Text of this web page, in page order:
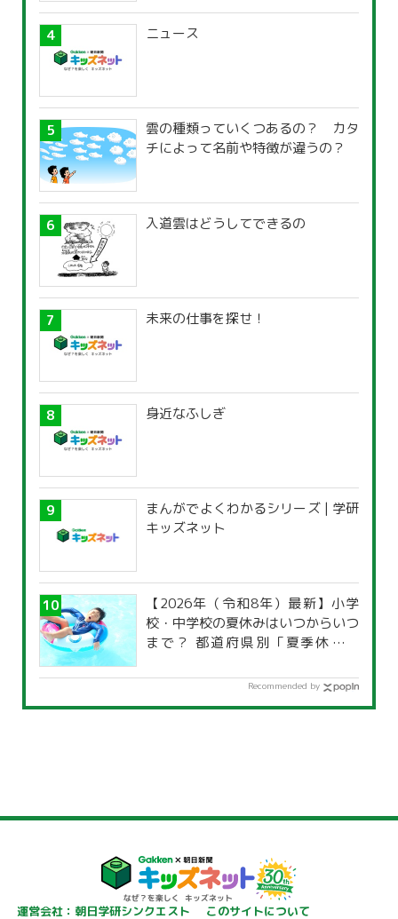
ニュース
雲の種類っていくつあるの？ カタ
チによって名前や特徴が違うの？
入道雲はどうしてできるの
未来の仕事を探せ！
身近なふしぎ
まんがでよくわかるシリーズ | 学研
キッズネット
【2026年（令和8年）最新】小学
校・中学校の夏休みはいつからいつ
まで？ 都道府県別「夏季休暇一
Recommended by
運営会社：朝日学研シンクエスト このサイトについて